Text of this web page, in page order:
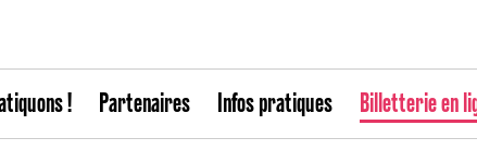
! Partenaires Infos pratiques Billetterie en